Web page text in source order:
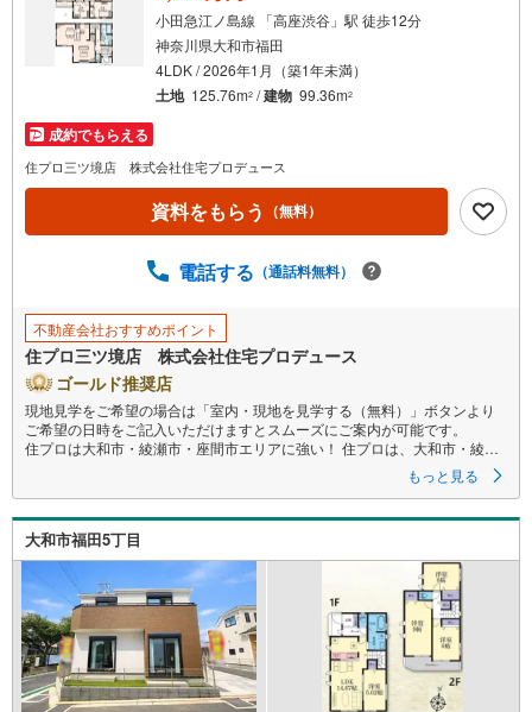
小田急江ノ島線 「高座渋谷」駅 徒歩12分
神奈川県大和市福田
4LDK / 2026年1月（築1年未満）
土地 125.76m2 /建物 99.36m2
成約でもらえる
住プロ三ツ境店 株式会社住宅プロデュース
資料をもらう （無料）
電話する （通話料無料）
不動産会社おすすめポイント
住プロ三ツ境店 株式会社住宅プロデュース
ゴールド推奨店
現地見学をご希望の場合は「室内・現地を見学する（無料）」ボタンより
ご希望の日時をご記入いただけますとスムーズにご案内が可能です。
住プロは大和市・綾瀬市・座間市エリアに強い！ 住プロは、大和市・綾瀬
市・座間市エリアの不動産売買専門会社です！最新物件情報や当社限定で
販売する物件情報も多数ございますので、お気軽にお問合せ下さい！
--------------
弊社独自の住宅ローン提案システム
弊社ではファイナンシャル専門スタッフによる
【丁寧な資金アドバイス】
【ファイナンシャルプラン提案書の作成】
を随時行っております。
意外に知らないお客様が多い
【定年時の住宅ローン残高】
【住宅購入者だけが加入できる無料の生命保険】
【13年間もらえる、国からの特別ボーナス】
もっと見る
大和市福田5丁目